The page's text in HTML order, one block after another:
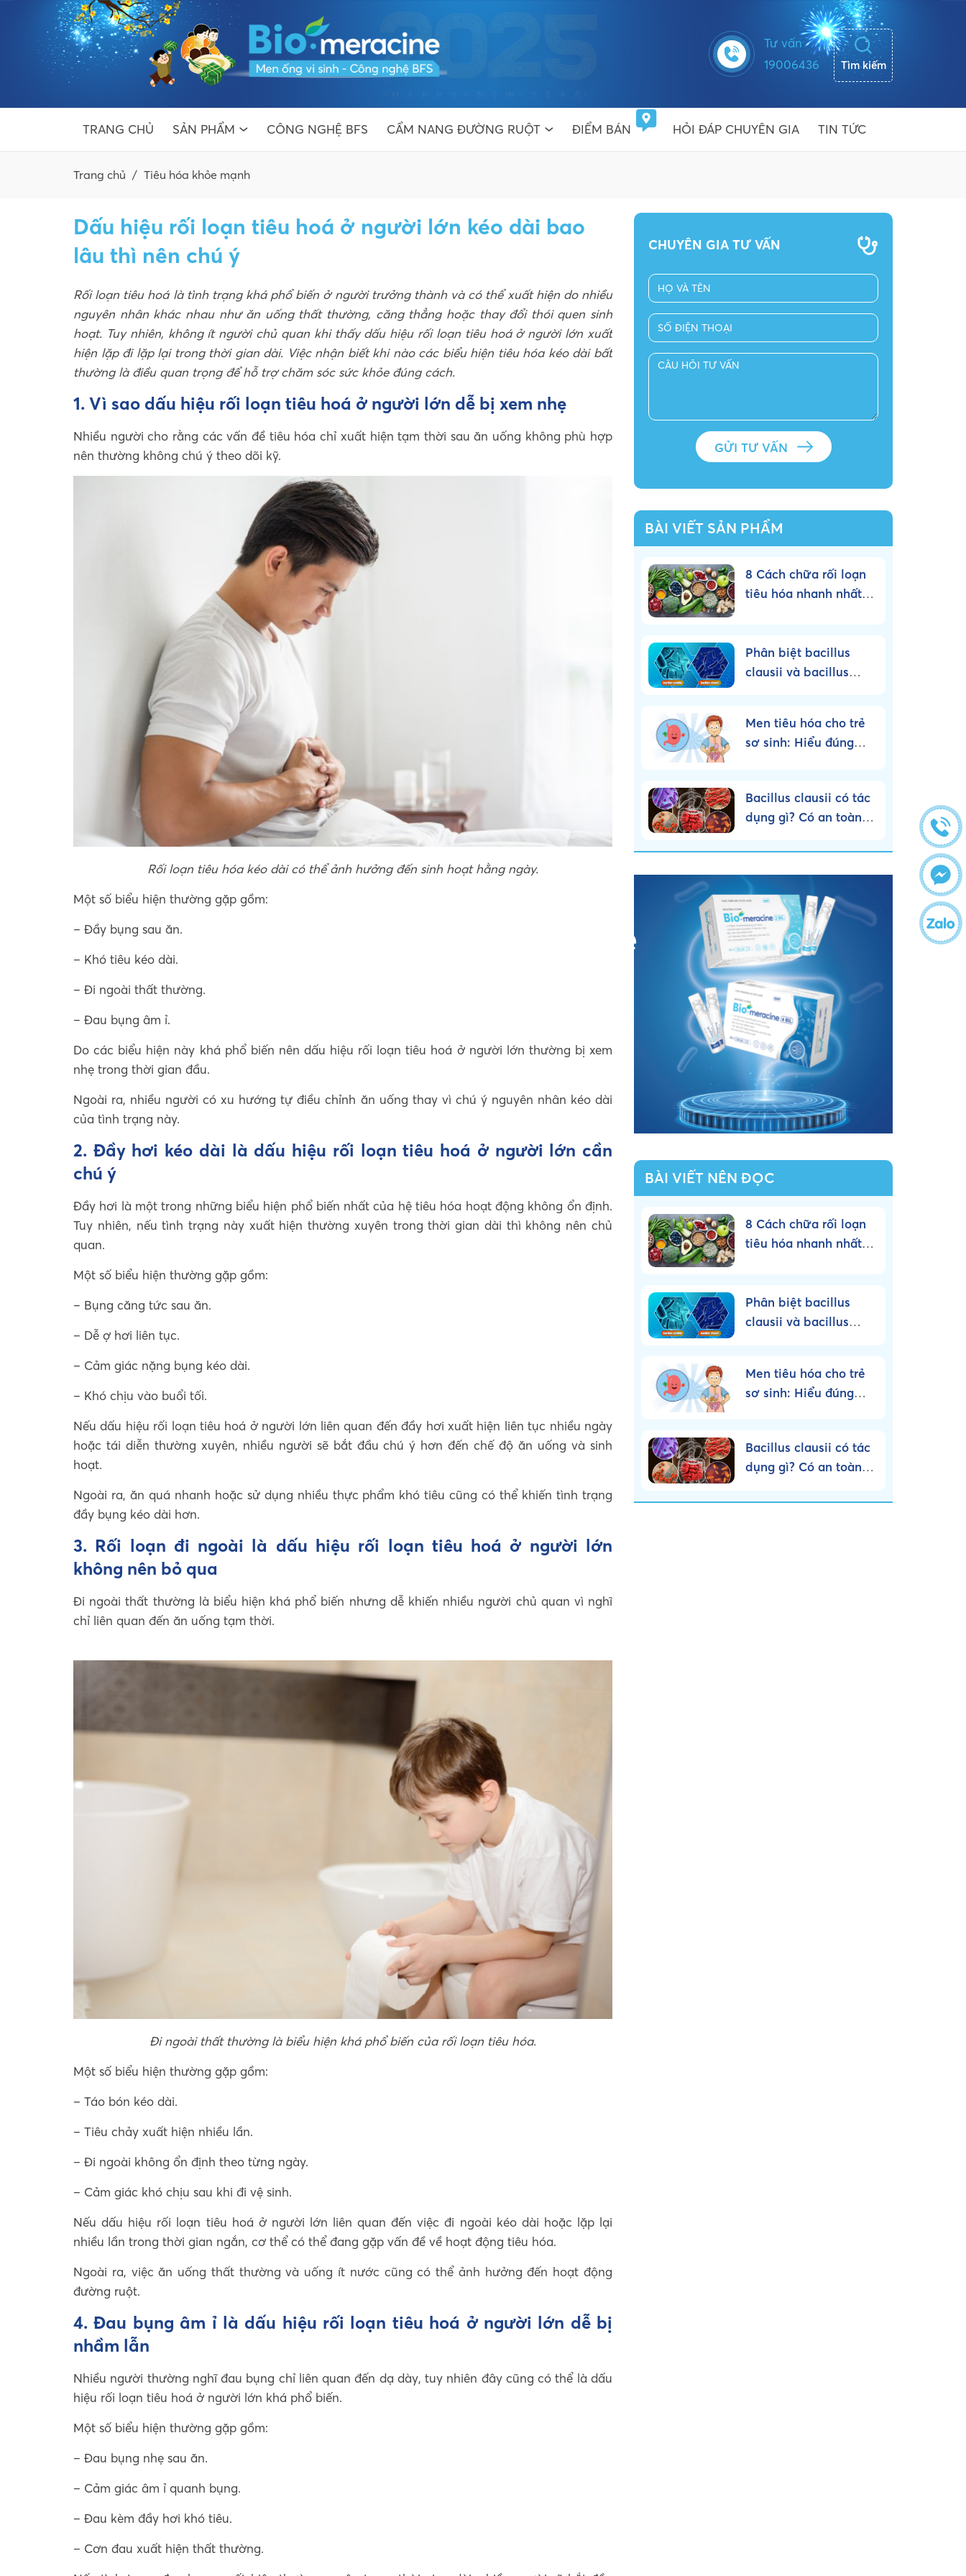
Tìm kiếm
Tư vấn
19006436
TRANG CHỦ SẢN PHẨM CÔNG NGHỆ BFS CẨM NANG ĐƯỜNG RUỘT ĐIỂM BÁN HỎI ĐÁP CHUYÊN GIA TIN TỨC
Trang chủ / Tiêu hóa khỏe mạnh
Dấu hiệu rối loạn tiêu hoá ở người lớn kéo dài bao
lâu thì nên chú ý
Rối loạn tiêu hoá là tình trạng khá phổ biến ở người trưởng thành và có thể xuất hiện do nhiều
nguyên nhân khác nhau như ăn uống thất thường, căng thẳng hoặc thay đổi thói quen sinh
hoạt. Tuy nhiên, không ít người chủ quan khi thấy dấu hiệu rối loạn tiêu hoá ở người lớn xuất
hiện lặp đi lặp lại trong thời gian dài. Việc nhận biết khi nào các biểu hiện tiêu hóa kéo dài bất
thường là điều quan trọng để hỗ trợ chăm sóc sức khỏe đúng cách.
1. Vì sao dấu hiệu rối loạn tiêu hoá ở người lớn dễ bị xem nhẹ
Nhiều người cho rằng các vấn đề tiêu hóa chỉ xuất hiện tạm thời sau ăn uống không phù hợp
nên thường không chú ý theo dõi kỹ.
Rối loạn tiêu hóa kéo dài có thể ảnh hưởng đến sinh hoạt hằng ngày.
Một số biểu hiện thường gặp gồm:
– Đầy bụng sau ăn.
– Khó tiêu kéo dài.
– Đi ngoài thất thường.
– Đau bụng âm ỉ.
Do các biểu hiện này khá phổ biến nên dấu hiệu rối loạn tiêu hoá ở người lớn thường bị xem
nhẹ trong thời gian đầu.
Ngoài ra, nhiều người có xu hướng tự điều chỉnh ăn uống thay vì chú ý nguyên nhân kéo dài
của tình trạng này.
2. Đầy hơi kéo dài là dấu hiệu rối loạn tiêu hoá ở người lớn cần
chú ý
Đầy hơi là một trong những biểu hiện phổ biến nhất của hệ tiêu hóa hoạt động không ổn định.
Tuy nhiên, nếu tình trạng này xuất hiện thường xuyên trong thời gian dài thì không nên chủ
quan.
Một số biểu hiện thường gặp gồm:
– Bụng căng tức sau ăn.
– Dễ ợ hơi liên tục.
– Cảm giác nặng bụng kéo dài.
– Khó chịu vào buổi tối.
Nếu dấu hiệu rối loạn tiêu hoá ở người lớn liên quan đến đầy hơi xuất hiện liên tục nhiều ngày
hoặc tái diễn thường xuyên, nhiều người sẽ bắt đầu chú ý hơn đến chế độ ăn uống và sinh
hoạt.
Ngoài ra, ăn quá nhanh hoặc sử dụng nhiều thực phẩm khó tiêu cũng có thể khiến tình trạng
đầy bụng kéo dài hơn.
3. Rối loạn đi ngoài là dấu hiệu rối loạn tiêu hoá ở người lớn
không nên bỏ qua
Đi ngoài thất thường là biểu hiện khá phổ biến nhưng dễ khiến nhiều người chủ quan vì nghĩ
chỉ liên quan đến ăn uống tạm thời.
Đi ngoài thất thường là biểu hiện khá phổ biến của rối loạn tiêu hóa.
Một số biểu hiện thường gặp gồm:
– Táo bón kéo dài.
– Tiêu chảy xuất hiện nhiều lần.
– Đi ngoài không ổn định theo từng ngày.
– Cảm giác khó chịu sau khi đi vệ sinh.
Nếu dấu hiệu rối loạn tiêu hoá ở người lớn liên quan đến việc đi ngoài kéo dài hoặc lặp lại
nhiều lần trong thời gian ngắn, cơ thể có thể đang gặp vấn đề về hoạt động tiêu hóa.
Ngoài ra, việc ăn uống thất thường và uống ít nước cũng có thể ảnh hưởng đến hoạt động
đường ruột.
4. Đau bụng âm ỉ là dấu hiệu rối loạn tiêu hoá ở người lớn dễ bị
nhầm lẫn
Nhiều người thường nghĩ đau bụng chỉ liên quan đến dạ dày, tuy nhiên đây cũng có thể là dấu
hiệu rối loạn tiêu hoá ở người lớn khá phổ biến.
Một số biểu hiện thường gặp gồm:
– Đau bụng nhẹ sau ăn.
– Cảm giác âm ỉ quanh bụng.
– Đau kèm đầy hơi khó tiêu.
– Cơn đau xuất hiện thất thường.
CHUYÊN GIA TƯ VẤN
BÀI VIẾT SẢN PHẨM
8 Cách chữa rối loạn
tiêu hóa nhanh nhất
Phân biệt bacillus
clausii và bacillus
Men tiêu hóa cho trẻ
sơ sinh: Hiểu đúng
Bacillus clausii có tác
dụng gì? Có an toàn
BÀI VIẾT NÊN ĐỌC
8 Cách chữa rối loạn
tiêu hóa nhanh nhất
Phân biệt bacillus
clausii và bacillus
Men tiêu hóa cho trẻ
sơ sinh: Hiểu đúng
Bacillus clausii có tác
dụng gì? Có an toàn